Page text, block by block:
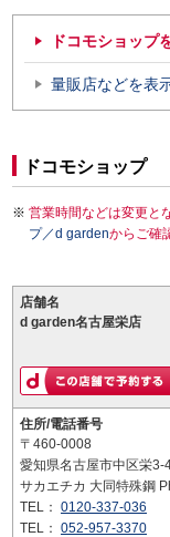
ドコモショップ
量販店などを表
ドコモショップ
営業時間などは変更と
プ／d gardenからご確
店舗名
d garden名古屋栄店
住所/電話番号
〒460-0008
愛知県名古屋市中区栄3-
サカエチカ 大同特殊鋼
TEL： 0120-337-036
TEL： 052-957-3370